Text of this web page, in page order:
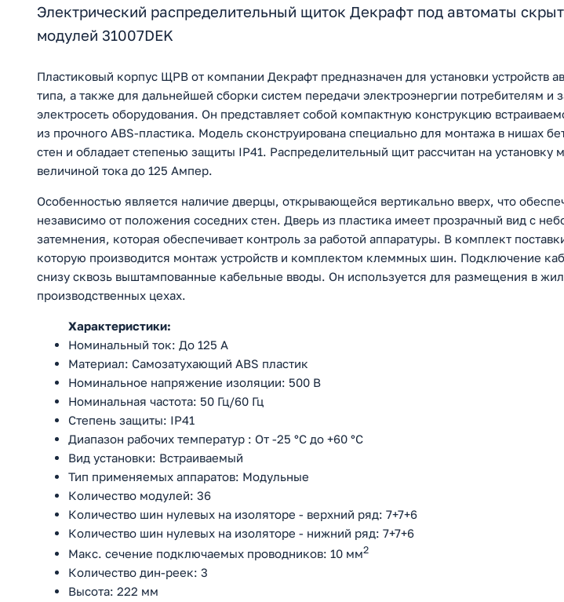
Электрический распределительный щиток Декрафт под автоматы
модулей 31007DEK
Пластиковый корпус ЩРВ от компании Декрафт предназначен для установки устройств
типа, а также для дальнейшей сборки систем передачи электроэнергии потребителям и
электросеть оборудования. Он представляет собой компактную конструкцию
из прочного ABS-пластика. Модель сконструирована специально для монтажа в нишах
стен и обладает степенью защиты IP41. Распределительный щит рассчитан на установку
величиной тока до 125 Ампер.
Особенностью является наличие дверцы, открывающейся вертикально вверх, что
независимо от положения соседних стен. Дверь из пластика имеет прозрачный вид с
затемнения, которая обеспечивает контроль за работой аппаратуры. В комплект
которую производится монтаж устройств и комплектом клеммных шин. Подключение
снизу сквозь выштампованные кабельные вводы. Он используется для размещения в
производственных цехах.
Характеристики:
Номинальный ток: До 125 А
Материал: Самозатухающий ABS пластик
Номинальное напряжение изоляции: 500 В
Номинальная частота: 50 Гц/60 Гц
Степень защиты: IP41
Диапазон рабочих температур : От -25 °С до +60 °С
Вид установки: Встраиваемый
Тип применяемых аппаратов: Модульные
Количество модулей: 36
Количество шин нулевых на изоляторе - верхний ряд: 7+7+6
Количество шин нулевых на изоляторе - нижний ряд: 7+7+6
Макс. сечение подключаемых проводников: 10 мм2
Количество дин-реек: 3
Высота: 222 мм